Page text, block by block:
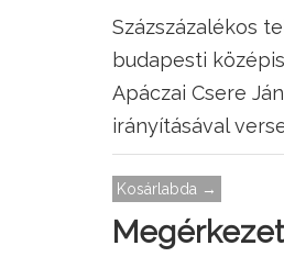
Százszázalékos
budapesti
Apáczai Csere
irányításával
Kosárlabda →